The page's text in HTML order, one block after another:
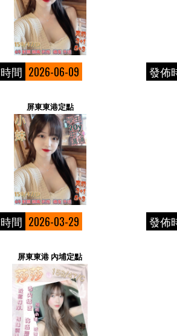
間 2026-06-09 發佈
屏東東港定點
間 2026-03-29 發佈
屏東東港 內埔定點